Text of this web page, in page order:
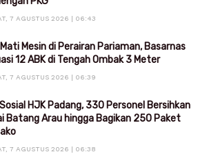
7 AGUSTUS 2026 | 06:43
Mesin di Perairan Pariaman, Basarnas
12 ABK di Tengah Ombak 3 Meter
7 AGUSTUS 2026 | 06:39
HJK Padang, 330 Personel Bersihkan
Batang Arau hingga Bagikan 250 Paket
7 AGUSTUS 2026 | 06:38